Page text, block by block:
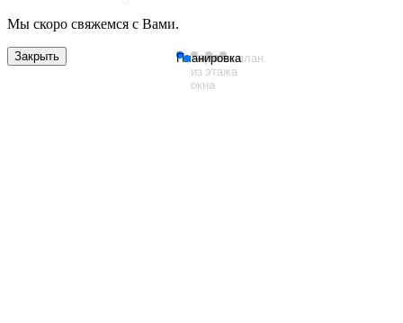
Планировка
Вид
из
окна
План
этажа
Генплан
Мы скоро свяжемся с Вами.
Закрыть